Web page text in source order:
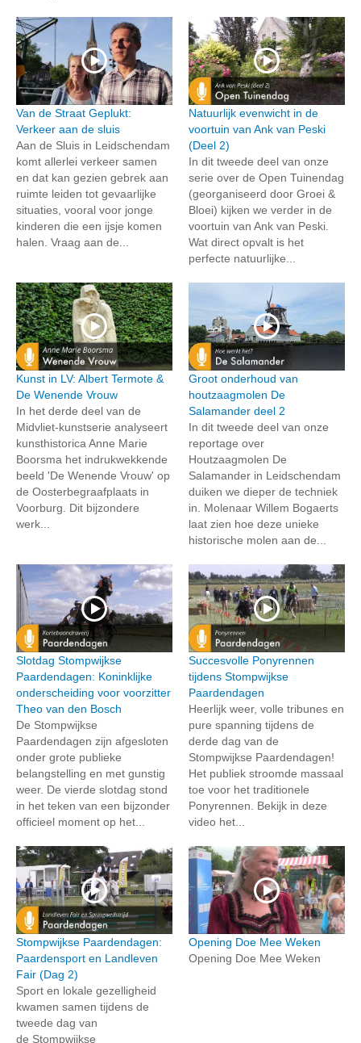
Van de Straat Geplukt:
Verkeer aan de sluis
Aan de Sluis in Leidschendam
komt allerlei verkeer samen
en dat kan gezien gebrek aan
ruimte leiden tot gevaarlijke
situaties, vooral voor jonge
kinderen die een ijsje komen
halen. Vraag aan de...
Natuurlijk evenwicht in de
voortuin van Ank van Peski
(Deel 2)
In dit tweede deel van onze
serie over de Open Tuinendag
(georganiseerd door Groei &
Bloei) kijken we verder in de
voortuin van Ank van Peski.
Wat direct opvalt is het
perfecte natuurlijke...
Kunst in LV: Albert Termote &
De Wenende Vrouw
In het derde deel van de
Midvliet-kunstserie analyseert
kunsthistorica Anne Marie
Boorsma het indrukwekkende
beeld 'De Wenende Vrouw' op
de Oosterbegraafplaats in
Voorburg. Dit bijzondere
werk...
Groot onderhoud van
houtzaagmolen De
Salamander deel 2
In dit tweede deel van onze
reportage over
Houtzaagmolen De
Salamander in Leidschendam
duiken we dieper de techniek
in. Molenaar Willem Bogaerts
laat zien hoe deze unieke
historische molen aan de...
Slotdag Stompwijkse
Paardendagen: Koninklijke
onderscheiding voor voorzitter
Theo van den Bosch
De Stompwijkse
Paardendagen zijn afgesloten
onder grote publieke
belangstelling en met gunstig
weer. De vierde slotdag stond
in het teken van een bijzonder
officieel moment op het...
Succesvolle Ponyrennen
tijdens Stompwijkse
Paardendagen
Heerlijk weer, volle tribunes en
pure spanning tijdens de
derde dag van de
Stompwijkse Paardendagen!
Het publiek stroomde massaal
toe voor het traditionele
Ponyrennen. Bekijk in deze
video het...
Stompwijkse Paardendagen:
Paardensport en Landleven
Fair (Dag 2)
Sport en lokale gezelligheid
kwamen samen tijdens de
tweede dag van
de Stompwijkse
Opening Doe Mee Weken
Opening Doe Mee Weken